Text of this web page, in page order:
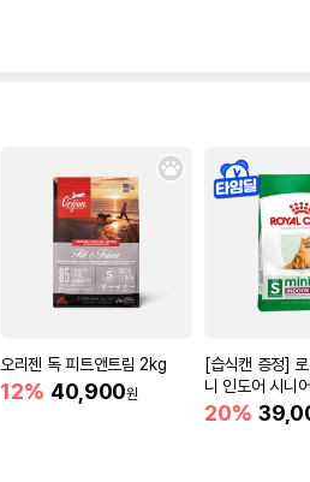
오리젠 독 피트앤트림 2kg
12% 40,900원
[습식캔 증정]
니 인도어 시니
움
20%